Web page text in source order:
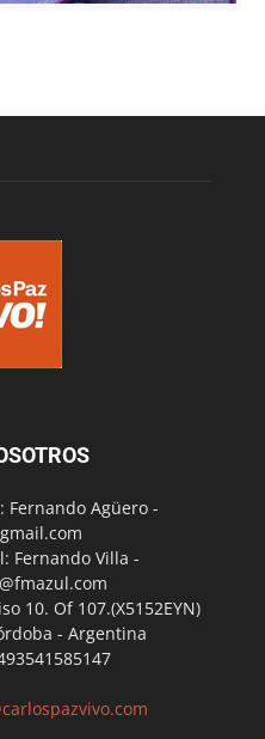
Fernando Agüero -
Fernando Villa -
10. Of 107.(X5152EYN)
- Argentina